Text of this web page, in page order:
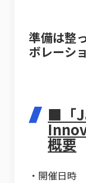
準備は整
ボレーシ
■「
概要
・開催日時